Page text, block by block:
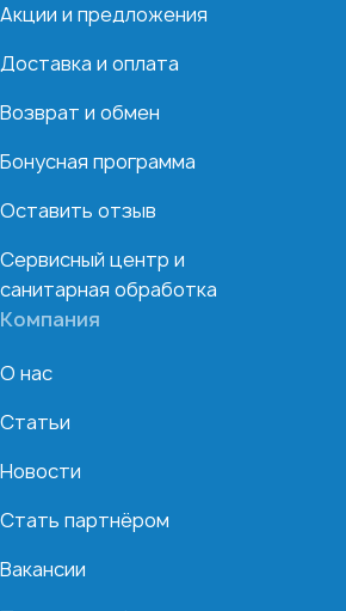
Акции и предложения
Доставка и оплата
Возврат и обмен
Бонусная программа
Оставить отзыв
Сервисный центр и
санитарная обработка
Компания
О нас
Статьи
Новости
Стать партнёром
Вакансии